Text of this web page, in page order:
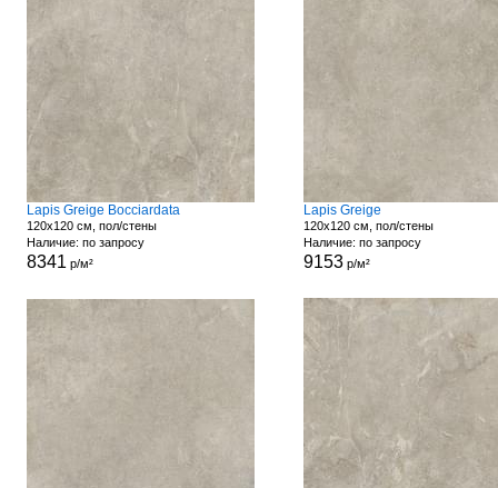
Lapis Greige Bocciardata
120x120 см, пол/стены
Наличие: по запросу
8341 р/м²
Lapis Greige
120x120 см, пол/стены
Наличие: по запросу
9153р/м²